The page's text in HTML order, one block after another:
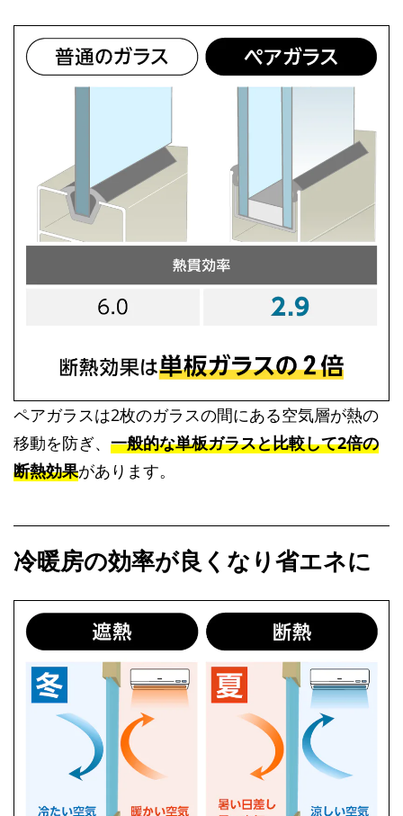
ペアガラスは2枚のガラスの間にある空気層が熱の
移動を防ぎ、 一般的な単板ガラスと比較して2倍の
断熱効果があります。
冷暖房の効率が良くなり省エネに